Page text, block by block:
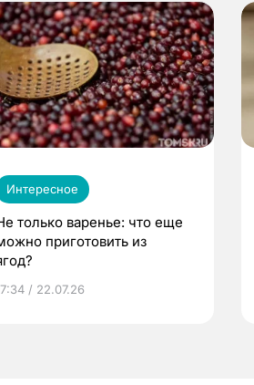
Интересное
только варенье: что еще
приготовить из
/ 22.07.26